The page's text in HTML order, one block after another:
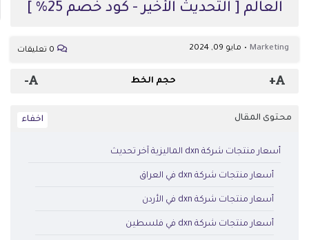
العالم [ التحديث الأخير - كود خصم 25% ]
Marketing مايو 09, 2024 0 تعليقات
+ حجم الخط -
محتوى المقال
أسعار منتجات شركة dxn الماليزية آخر تحديث
أسعار منتجات شركة dxn في العراق
أسعار منتجات شركة dxn في الأردن
أسعار منتجات شركة dxn في فلسطين